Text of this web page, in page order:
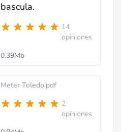
bascula.
14
opiniones
0.39Mb
Meter Toledo.pdf
2
opiniones